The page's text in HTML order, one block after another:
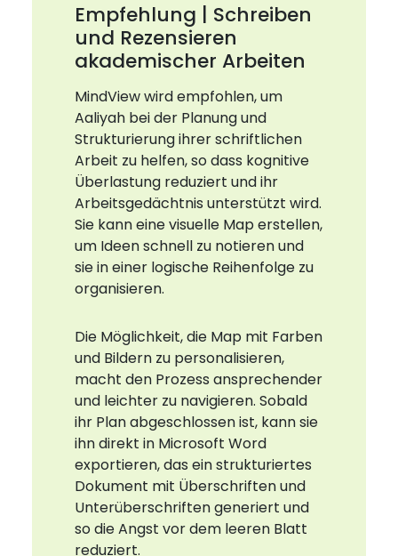
Empfehlung | Schreiben
und Rezensieren
akademischer Arbeiten
MindView wird empfohlen, um
Aaliyah bei der Planung und
Strukturierung ihrer schriftlichen
Arbeit zu helfen, so dass kognitive
Überlastung reduziert und ihr
Arbeitsgedächtnis unterstützt wird.
Sie kann eine visuelle Map erstellen,
um Ideen schnell zu notieren und
sie in einer logische Reihenfolge zu
organisieren.
Die Möglichkeit, die Map mit Farben
und Bildern zu personalisieren,
macht den Prozess ansprechender
und leichter zu navigieren. Sobald
ihr Plan abgeschlossen ist, kann sie
ihn direkt in Microsoft Word
exportieren, das ein strukturiertes
Dokument mit Überschriften und
Unterüberschriften generiert und
so die Angst vor dem leeren Blatt
reduziert.